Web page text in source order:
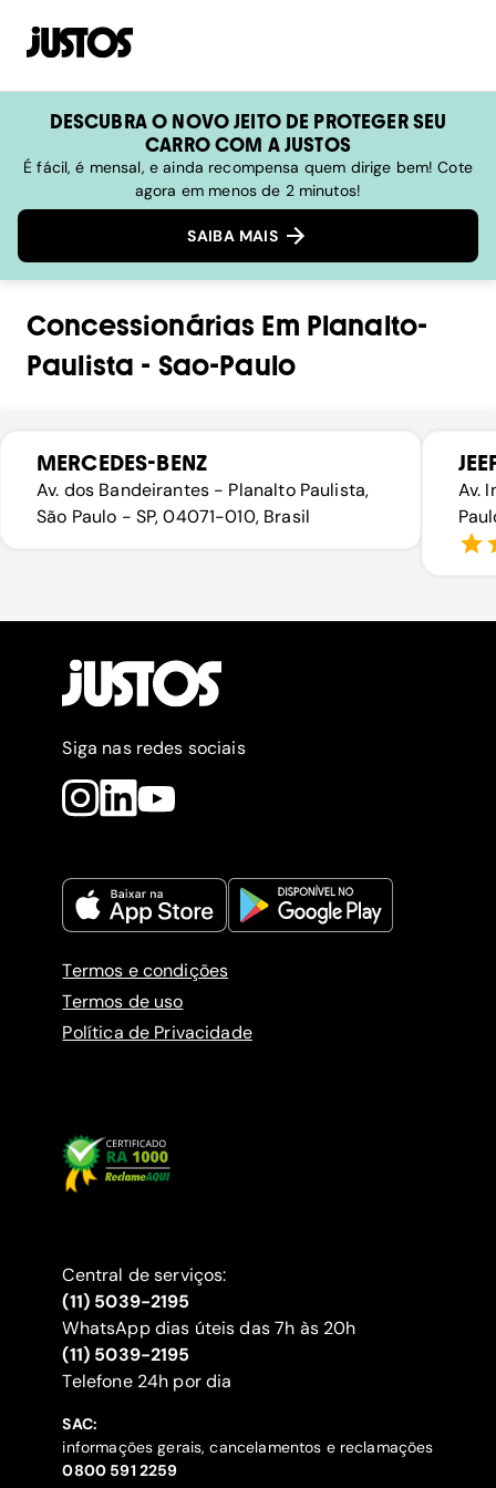
DESCUBRA O NOVO JEITO DE PROTEGER SEU
CARRO COM A JUSTOS
É fácil, é mensal, e ainda recompensa quem dirige bem! Cote
agora em menos de 2 minutos!
SAIBA MAIS
Concessionárias Em Planalto-
Paulista - Sao-Paulo
MERCEDES-BENZ
Av. dos Bandeirantes - Planalto Paulista,
São Paulo - SP, 04071-010, Brasil
Av.
Siga nas redes sociais
Termos e condições
Termos de uso
Política de Privacidade
Central de serviços:
(11) 5039-2195
WhatsApp dias úteis das 7h às 20h
(11) 5039-2195
‍Telefone 24h por dia
SAC:
informações gerais, cancelamentos e reclamações
‍0800 591 2259